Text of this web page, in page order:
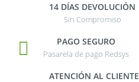
14 DÍAS DEVOLUCIÓN
Sin Compromiso
PAGO SEGURO
Pasarela de pago Redsys
ATENCIÓN AL CLIENTE